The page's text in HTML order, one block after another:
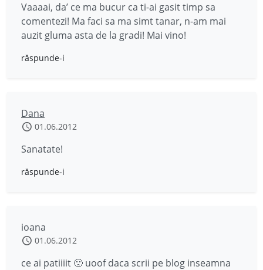
Vaaaai, da’ ce ma bucur ca ti-ai gasit timp sa
comentezi! Ma faci sa ma simt tanar, n-am mai
auzit gluma asta de la gradi! Mai vino!
răspunde-i
Dana
01.06.2012
Sanatate!
răspunde-i
ioana
01.06.2012
ce ai patiiiit 🙁 uoof daca scrii pe blog inseamna